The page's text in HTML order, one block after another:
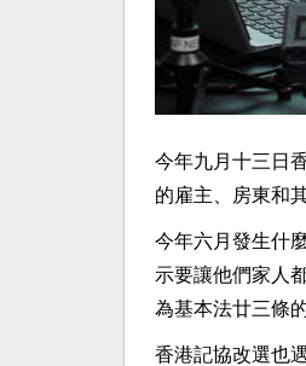
今年九月十三日
的雇主、房東和
今年六月發生什
示要讓他們家人
為基本法廿三條
香港記協改選也